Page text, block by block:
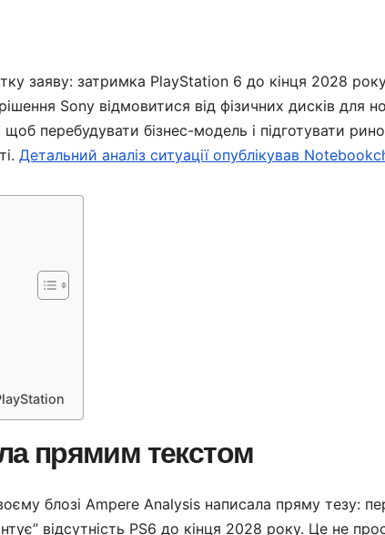
заяву: затримка PlayStation 6 до кінця 2028
Sony відмовитися від фізичних дисків для
щоб перебудувати бізнес-модель і підготувати
Детальний аналіз ситуації опублікував
прямим текстом
блозі Ampere Analysis написала пряму тезу:
відсутність PS6 до кінця 2028 року. Це не